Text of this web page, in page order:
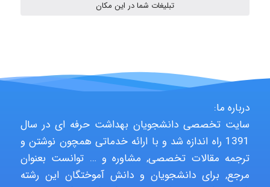
USER124
malekf
تبلیغات شما در این مکان
درباره ما:
سایت تخصصی دانشجویان بهداشت حرفه ای در سال
1391 راه اندازه شد و با ارائه خدماتی همچون نوشتن و
ترجمه مقالات تخصصی, مشاوره و … توانست بعنوان
مرجع, برای دانشجویان و دانش آموختگان این رشته